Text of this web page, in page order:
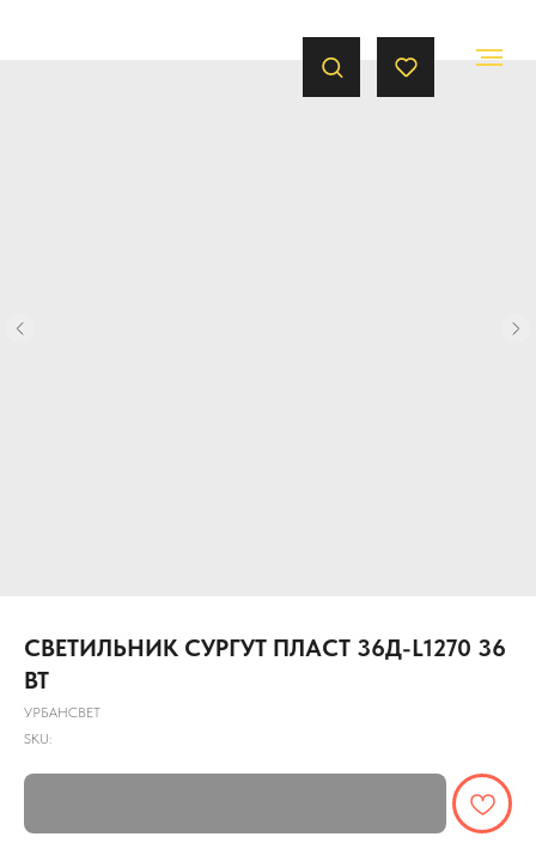
СВЕТИЛЬНИК СУРГУТ ПЛАСТ 36Д-L1270 36
ВТ
УРБАНСВЕТ
SKU: